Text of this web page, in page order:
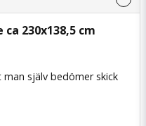
230x138,5 cm
själv bedömer skick